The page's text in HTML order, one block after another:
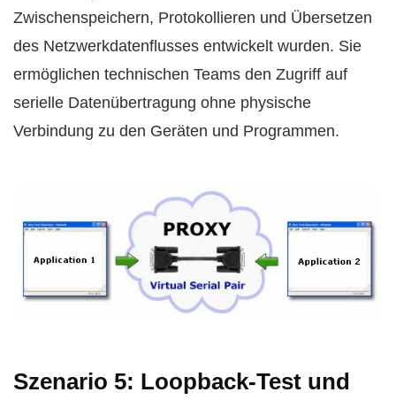
Zwischenspeichern, Protokollieren und Übersetzen
des Netzwerkdatenflusses entwickelt wurden. Sie
ermöglichen technischen Teams den Zugriff auf
serielle Datenübertragung ohne physische
Verbindung zu den Geräten und Programmen.
Szenario 5: Loopback-Test und